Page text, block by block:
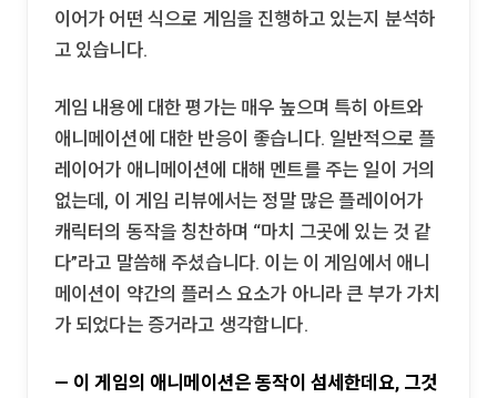
이어가 어떤 식으로 게임을 진행하고 있는지 분석하
고 있습니다.
게임 내용에 대한 평가는 매우 높으며 특히 아트와
애니메이션에 대한 반응이 좋습니다. 일반적으로 플
레이어가 애니메이션에 대해 멘트를 주는 일이 거의
없는데, 이 게임 리뷰에서는 정말 많은 플레이어가
캐릭터의 동작을 칭찬하며 “마치 그곳에 있는 것 같
다”라고 말씀해 주셨습니다. 이는 이 게임에서 애니
메이션이 약간의 플러스 요소가 아니라 큰 부가 가치
가 되었다는 증거라고 생각합니다.
— 이 게임의 애니메이션은 동작이 섬세한데요, 그것